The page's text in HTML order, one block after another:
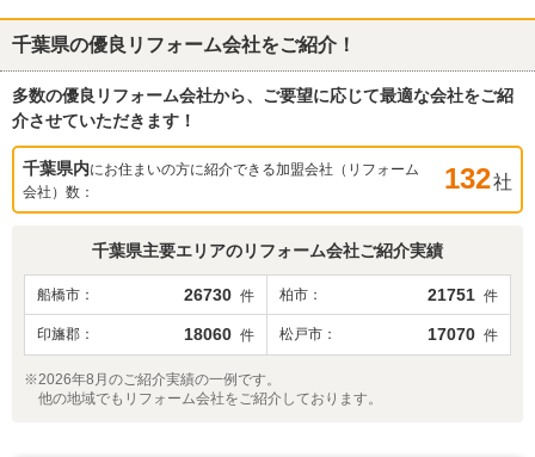
千葉県の優良リフォーム会社をご紹介！
多数の優良リフォーム会社から、ご要望に応じて最適な会社をご紹
介させていただきます！
千葉県内にお住まいの方に紹介できる加盟会社（リフォーム
会社）数：
132社
千葉県主要エリアのリフォーム会社ご紹介実績
船橋市 26730 件 柏市 21751 件
印旛郡 18060 件 松戸市 17070 件
※2026年8月のご紹介実績の一例です。
他の地域でもリフォーム会社をご紹介しております。